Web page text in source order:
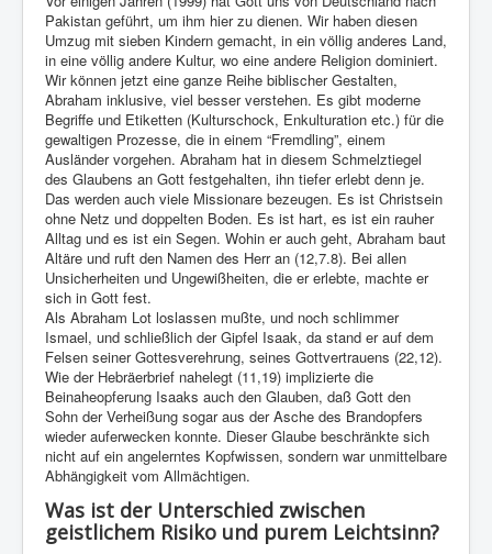
Pakistan geführt, um ihm hier zu dienen. Wir haben diesen
Umzug mit sieben Kindern gemacht, in ein völlig anderes Land,
in eine völlig andere Kultur, wo eine andere Religion dominiert.
Wir können jetzt eine ganze Reihe biblischer Gestalten,
Abraham inklusive, viel besser verstehen. Es gibt moderne
Begriffe und Etiketten (Kulturschock, Enkulturation etc.) für die
gewaltigen Prozesse, die in einem “Fremdling”, einem
Ausländer vorgehen. Abraham hat in diesem Schmelztiegel
des Glaubens an Gott festgehalten, ihn tiefer erlebt denn je.
Das werden auch viele Missionare bezeugen. Es ist Christsein
ohne Netz und doppelten Boden. Es ist hart, es ist ein rauher
Alltag und es ist ein Segen. Wohin er auch geht, Abraham baut
Altäre und ruft den Namen des Herr an (12,7.8). Bei allen
Unsicherheiten und Ungewißheiten, die er erlebte, machte er
sich in Gott fest.
Als Abraham Lot loslassen mußte, und noch schlimmer
Ismael, und schließlich der Gipfel Isaak, da stand er auf dem
Felsen seiner Gottesverehrung, seines Gottvertrauens (22,12).
Wie der Hebräerbrief nahelegt (11,19) implizierte die
Beinaheopferung Isaaks auch den Glauben, daß Gott den
Sohn der Verheißung sogar aus der Asche des Brandopfers
wieder auferwecken konnte. Dieser Glaube beschränkte sich
nicht auf ein angelerntes Kopfwissen, sondern war unmittelbare
Abhängigkeit vom Allmächtigen.
Was ist der Unterschied zwischen
geistlichem Risiko und purem Leichtsinn?